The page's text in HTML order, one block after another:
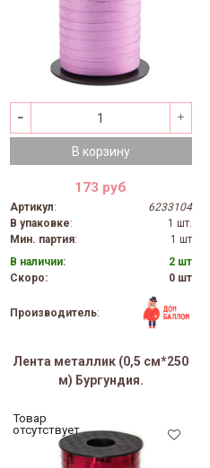
В корзину
173 руб
Артикул:
6233104
В упаковке:
1 шт.
Мин. партия:
1 шт
В наличии:
2 шт
Скоро:
0 шт
Производитель:
Лента металлик (0,5 см*250
м) Бургундия.
Товар
отсутствует